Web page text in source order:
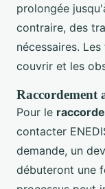
prolongée
contraire, des
nécessaires.
couvrir et les
Raccordement
Pour le
contacter
demande, un
débuteront une